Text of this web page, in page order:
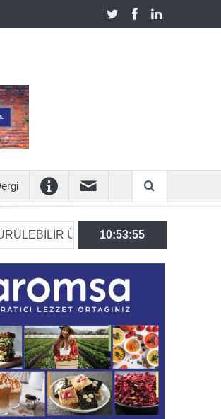
ÜRETİME 6 MİLYON EUROLUK
10:53:56